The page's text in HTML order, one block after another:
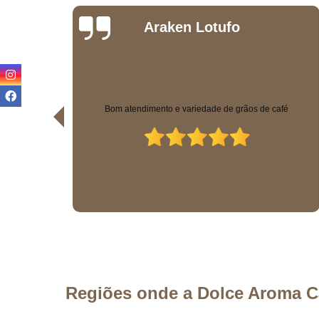
Kamilla
Andrade
temos o atendimento rápido e eficiente. Os valores são justos e
Regiões onde a Dolce Aroma